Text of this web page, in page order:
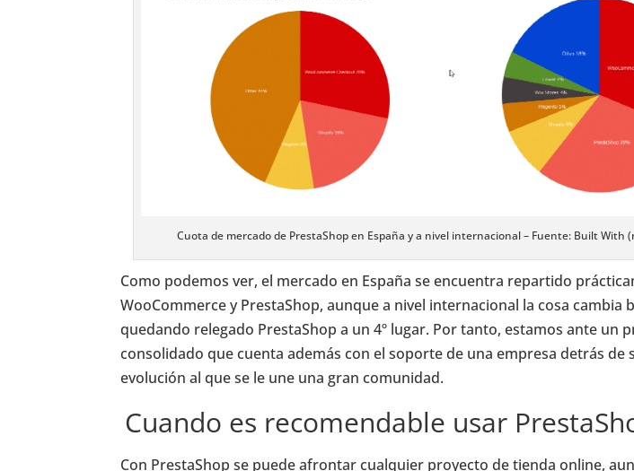
Cuota de mercado de PrestaShop en España y a nivel internacional – Fuente: Built With
Como podemos ver, el mercado en España se encuentra repartido
WooCommerce y PrestaShop, aunque a nivel internacional la cosa cambia
quedando relegado PrestaShop a un 4º lugar. Por tanto, estamos ante un
consolidado que cuenta además con el soporte de una empresa detrás de
evolución al que se le une una gran comunidad.
Cuando es recomendable usar
Con PrestaShop se puede afrontar cualquier proyecto de tienda online,